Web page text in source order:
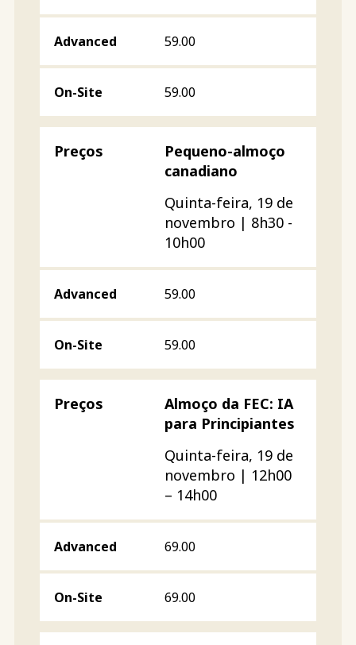
59.00
59.00
Pequeno-almoço
canadiano
Quinta-feira, 19 de
novembro | 8h30 -
10h00
59.00
59.00
Almoço da FEC: IA
para Principiantes
Quinta-feira, 19 de
novembro | 12h00
– 14h00
69.00
69.00